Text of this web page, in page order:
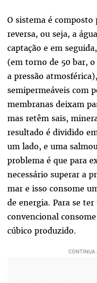
O sistema é composto
reversa, ou seja, a
captação e em
(em torno de 50 bar, o
a pressão
semipermeáveis com
membranas deixam
mas retêm sais,
resultado é dividido
um lado, e uma
problema é que para
necessário superar a
mar e isso consome
de energia. Para se
convencional
cúbico produzido.